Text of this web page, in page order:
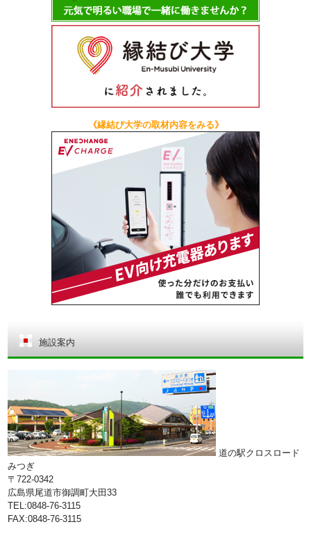
《縁結び大学の取材内容をみる》
施設案内
道の駅クロスロード
みつぎ
〒722-0342
広島県尾道市御調町大田33
TEL:0848-76-3115
FAX:0848-76-3115